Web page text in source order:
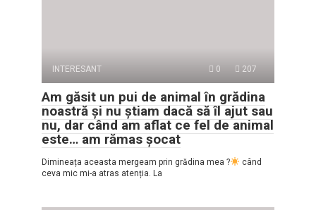
INTERESANT 0 207
Am găsit un pui de animal în grădina
noastră și nu știam dacă să îl ajut sau
nu, dar când am aflat ce fel de animal
este… am rămas șocat
Dimineața aceasta mergeam prin grădina mea ?
când
ceva mic mi-a atras atenția. La